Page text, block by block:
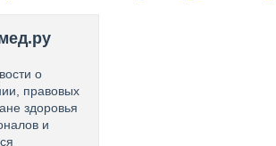
о
правовых
здоровья
и